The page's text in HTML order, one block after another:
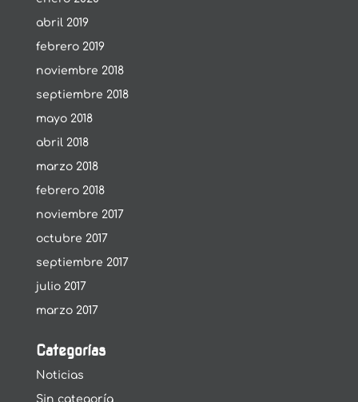
abril 2019
febrero 2019
noviembre 2018
septiembre 2018
mayo 2018
abril 2018
marzo 2018
febrero 2018
noviembre 2017
octubre 2017
septiembre 2017
julio 2017
marzo 2017
Categorías
Noticias
Sin categoría